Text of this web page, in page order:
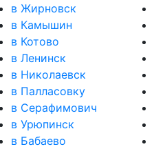
в Жирновск
в Камышин
в Котово
в Ленинск
в Николаевск
в Палласовку
в Серафимович
в Урюпинск
в Бабаево